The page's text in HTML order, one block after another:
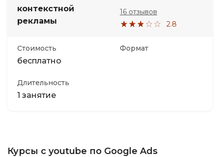
контекстной
рекламы
2.8
16 отзывов
Стоимость
бесплатно
Формат
Длительность
1 занятие
Курсы с youtube по Google Ads